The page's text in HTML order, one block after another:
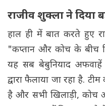
राजीव शुक्ला ने दिया
हाल ही में बात करते हुए
"कप्तान और कोच के बीच
यह सब बेबुनियाद अफवाहें
द्वारा फैलाया जा रहा है.
है और सभी खिलाड़ी, कोच